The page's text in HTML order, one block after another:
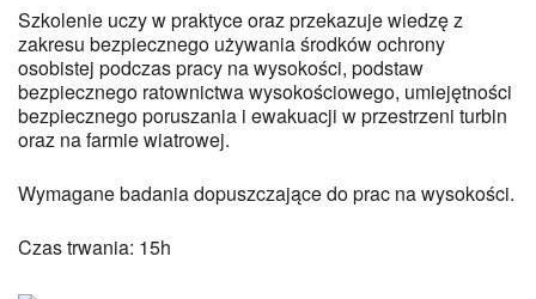
Szkolenie uczy w praktyce oraz przekazuje wiedzę z
zakresu bezpiecznego używania środków ochrony
osobistej podczas pracy na wysokości, podstaw
bezpiecznego ratownictwa wysokościowego, umiejętności
bezpiecznego poruszania i ewakuacji w przestrzeni turbin
oraz na farmie wiatrowej.
Wymagane badania dopuszczające do prac na wysokości.
Czas trwania: 15h